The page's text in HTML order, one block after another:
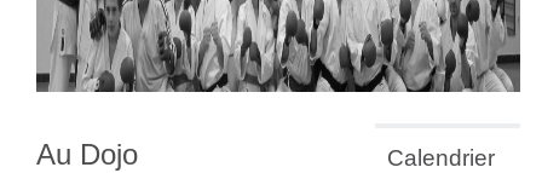
Au Dojo
Calendrier